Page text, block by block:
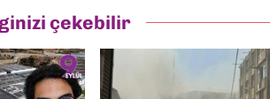
çekebilir